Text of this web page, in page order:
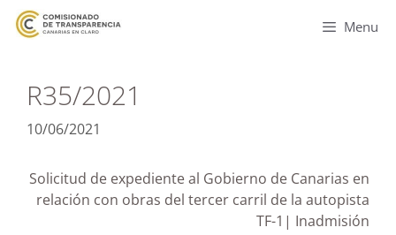
Menu
R35/2021
10/06/2021
Solicitud de expediente al Gobierno de Canarias en
relación con obras del tercer carril de la autopista
TF-1| Inadmisión